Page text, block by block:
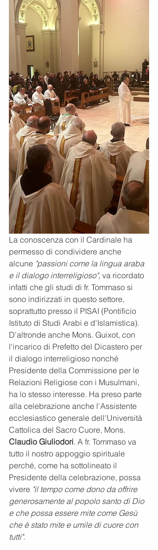
La conoscenza con il Cardinale ha
permesso di condividere anche
alcune "passioni come la lingua araba
e il dialogo interreligioso", va ricordato
infatti che gli studi di fr. Tommaso si
sono indirizzati in questo settore,
soprattutto presso il PISAI (Pontificio
Istituto di Studi Arabi e d'Islamistica).
D'altronde anche Mons. Guixot, con
l'incarico di Prefetto del Dicastero per
il dialogo interreligioso nonché
Presidente della Commissione per le
Relazioni Religiose con i Musulmani,
ha lo stesso interesse. Ha preso parte
alla celebrazione anche l'Assistente
ecclesiastico generale dell'Università
Cattolica del Sacro Cuore, Mons.
Claudio Giuliodori. A fr. Tommaso va
tutto il nostro appoggio spirituale
perché, come ha sottolineato il
Presidente della celebrazione, possa
vivere "il tempo come dono da offrire
generosamente al popolo santo di Dio
e che possa essere mite come Gesù
che è stato mite e umile di cuore con
tutti".